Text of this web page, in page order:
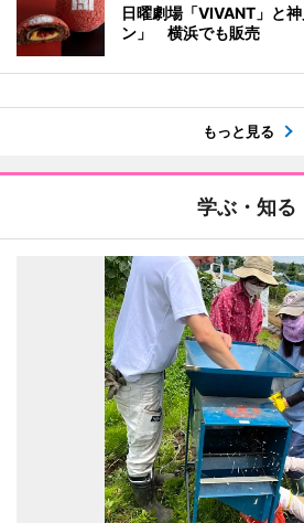
日曜劇場「VIVANT」と
ン」 横浜でも販売
もっと見る
学ぶ・知る